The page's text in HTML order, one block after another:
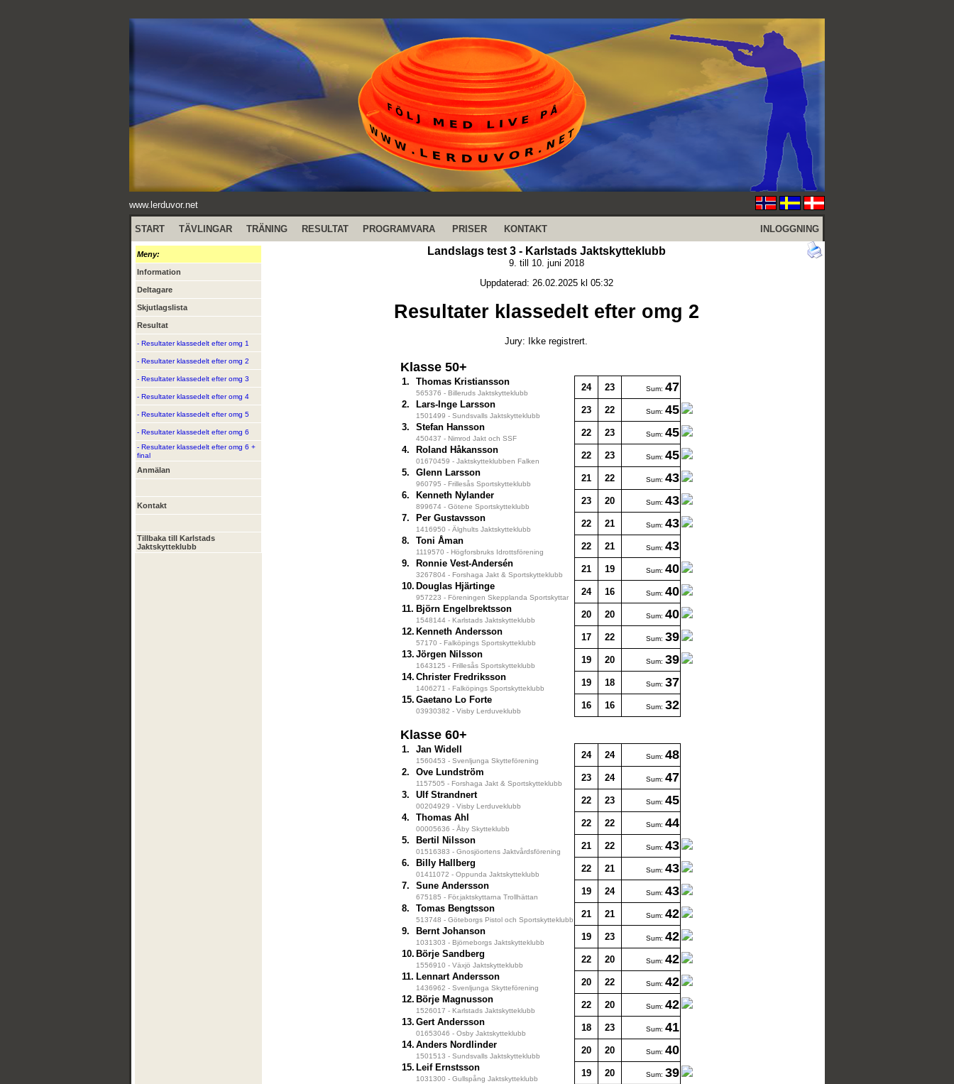
www.lerduvor.net
START TÄVLINGAR TRÄNING RESULTAT PROGRAMVARA PRISER KONTAKT INLOGGNING
Meny:
Information
Deltagare
Skjutlagslista
Resultat
- Resultater klassedelt efter omg 1
- Resultater klassedelt efter omg 2
- Resultater klassedelt efter omg 3
- Resultater klassedelt efter omg 4
- Resultater klassedelt efter omg 5
- Resultater klassedelt efter omg 6
- Resultater klassedelt efter omg 6 +
final
Anmälan
Kontakt
Tillbaka till Karlstads
Jaktskytteklubb
Landslags test 3 - Karlstads Jaktskytteklubb
9. till 10. juni 2018
Uppdaterad: 26.02.2025 kl 05:32
Resultater klassedelt efter omg 2
Jury: Ikke registrert.
Klasse 50+
1. Thomas Kristiansson
565376 - Billeruds Jaktskytteklubb
24 23 Sum: 47
2. Lars-Inge Larsson
1501499 - Sundsvalls Jaktskytteklubb
23 22 Sum: 45
3. Stefan Hansson
450437 - Nimrod Jakt och SSF
22 23 Sum: 45
4. Roland Håkansson
01670459 - Jaktskytteklubben Falken
22 23 Sum: 45
5. Glenn Larsson
960795 - Frillesås Sportskytteklubb
21 22 Sum: 43
6. Kenneth Nylander
899674 - Götene Sportskytteklubb
23 20 Sum: 43
7. Per Gustavsson
1416950 - Älghults Jaktskytteklubb
22 21 Sum: 43
8. Toni Åman
1119570 - Högforsbruks Idrottsförening
22 21 Sum: 43
9. Ronnie Vest-Andersén
3267804 - Forshaga Jakt & Sportskytteklubb
21 19 Sum: 40
10. Douglas Hjärtinge
957223 - Föreningen Skepplanda Sportskyttar
24 16 Sum: 40
11. Björn Engelbrektsson
1548144 - Karlstads Jaktskytteklubb
20 20 Sum: 40
12. Kenneth Andersson
57170 - Falköpings Sportskytteklubb
17 22 Sum: 39
13. Jörgen Nilsson
1643125 - Frillesås Sportskytteklubb
19 20 Sum: 39
14. Christer Fredriksson
1406271 - Falköpings Sportskytteklubb
19 18 Sum: 37
15. Gaetano Lo Forte
03930382 - Visby Lerduveklubb
16 16 Sum: 32
Klasse 60+
1. Jan Widell
1560453 - Svenljunga Skytteförening
24 24 Sum: 48
2. Ove Lundström
1157505 - Forshaga Jakt & Sportskytteklubb
23 24 Sum: 47
3. Ulf Strandnert
00204929 - Visby Lerduveklubb
22 23 Sum: 45
4. Thomas Ahl
00005636 - Åby Skytteklubb
22 22 Sum: 44
5. Bertil Nilsson
01516383 - Gnosjöortens Jaktvårdsförening
21 22 Sum: 43
6. Billy Hallberg
01411072 - Oppunda Jaktskytteklubb
22 21 Sum: 43
7. Sune Andersson
675185 - För.jaktskyttarna Trollhättan
19 24 Sum: 43
8. Tomas Bengtsson
513748 - Göteborgs Pistol och Sportskytteklubb
21 21 Sum: 42
9. Bernt Johanson
1031303 - Björneborgs Jaktskytteklubb
19 23 Sum: 42
10. Börje Sandberg
1556910 - Växjö Jaktskytteklubb
22 20 Sum: 42
11. Lennart Andersson
1436962 - Svenljunga Skytteförening
20 22 Sum: 42
12. Börje Magnusson
1526017 - Karlstads Jaktskytteklubb
22 20 Sum: 42
13. Gert Andersson
01653046 - Osby Jaktskytteklubb
18 23 Sum: 41
14. Anders Nordlinder
1501513 - Sundsvalls Jaktskytteklubb
20 20 Sum: 40
15. Leif Ernstsson
1031300 - Gullspång Jaktskytteklubb
19 20 Sum: 39